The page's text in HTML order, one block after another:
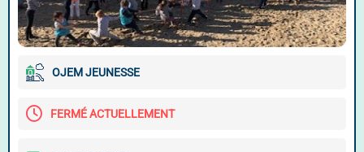
OJEM JEUNESSE
FERMÉ ACTUELLEMENT